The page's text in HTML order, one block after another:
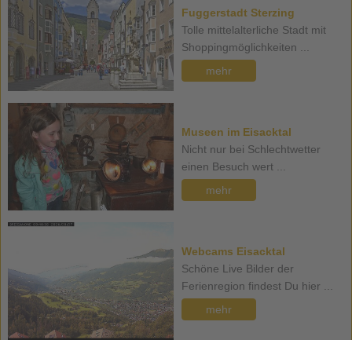
Fuggerstadt Sterzing
Tolle mittelalterliche Stadt mit
Shoppingmöglichkeiten ...
mehr
Museen im Eisacktal
Nicht nur bei Schlechtwetter
einen Besuch wert ...
mehr
Webcams Eisacktal
Schöne Live Bilder der
Ferienregion findest Du hier ...
mehr